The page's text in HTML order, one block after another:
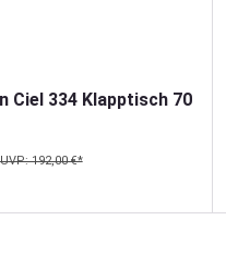
Ciel 334 Klapptisch 70
UVP: 192,00 €*